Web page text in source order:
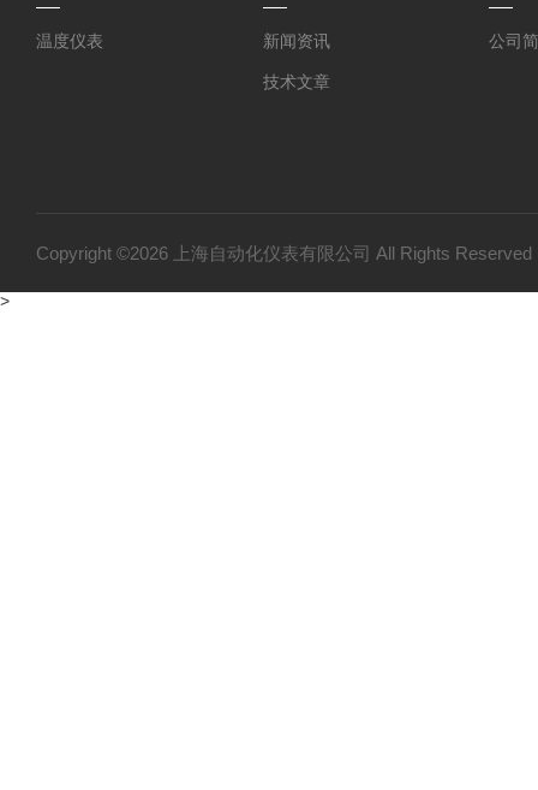
温度仪表 新闻资讯
技术文章
公司
Copyright ©2026 上海自动化仪表有限公司 All Rights
>